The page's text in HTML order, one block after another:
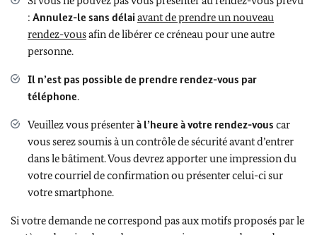
: Annulez-le sans délaiavant de prendre un nouveau
rendez-vousafin de libérer ce créneau pour une autre
personne.
Il n’est pas possible de prendre rendez-vous par
téléphone.
Veuillez vous présenterà l’heure à votre rendez-vous car
vous serez soumis à un contrôle de sécurité avant d’entrer
dans le bâtiment. Vous devrez apporter une impression du
votre courriel de confirmation ou présenter celui-ci sur
votre smartphone.
Si votre demande ne correspond pas aux motifs proposés par le